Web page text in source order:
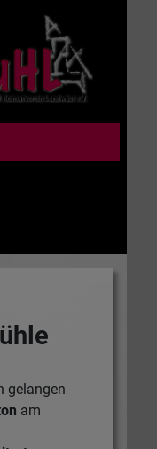
gelangen
am